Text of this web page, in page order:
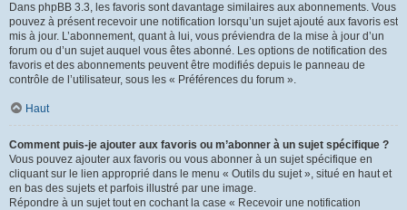
Dans phpBB 3.3, les favoris sont davantage similaires aux abonnements. Vous
pouvez à présent recevoir une notification lorsqu’un sujet ajouté aux favoris est
mis à jour. L’abonnement, quant à lui, vous préviendra de la mise à jour d’un
forum ou d’un sujet auquel vous êtes abonné. Les options de notification des
favoris et des abonnements peuvent être modifiés depuis le panneau de
contrôle de l’utilisateur, sous les « Préférences du forum ».
Haut
Comment puis-je ajouter aux favoris ou m’abonner à un sujet spécifique ?
Vous pouvez ajouter aux favoris ou vous abonner à un sujet spécifique en
cliquant sur le lien approprié dans le menu « Outils du sujet », situé en haut et
en bas des sujets et parfois illustré par une image.
Répondre à un sujet tout en cochant la case « Recevoir une notification